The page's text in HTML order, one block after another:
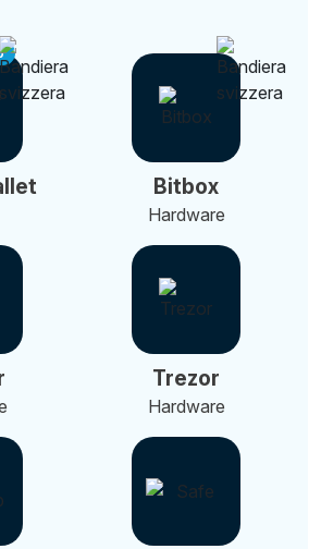
Bitbox
Hardware
Trezor
Hardware